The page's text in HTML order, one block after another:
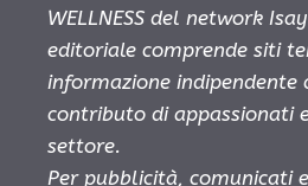
WELLNESS del network
editoriale comprende siti
informazione indipendente
contributo di appassionati
settore.
Per pubblicità, comunicati e